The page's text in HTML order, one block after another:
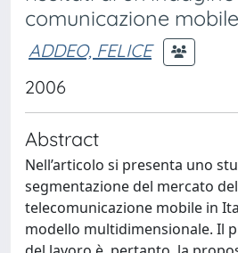
comunicazione mobile
ADDEO, FELICE
2006
Abstract
Nell’articolo si presenta uno
segmentazione del mercato
telecomunicazione mobile in
modello multidimensionale. Il